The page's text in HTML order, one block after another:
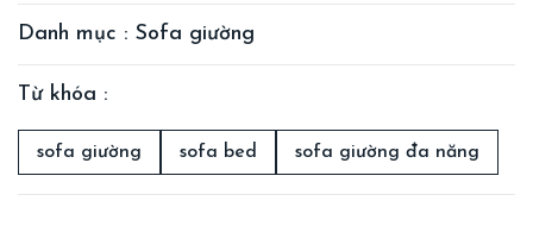
Danh mục : Sofa giường
Từ khóa :
sofa giường sofa bed sofa giường đa năng